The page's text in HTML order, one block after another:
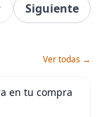
Siguiente
Ver todas →
en tu compra